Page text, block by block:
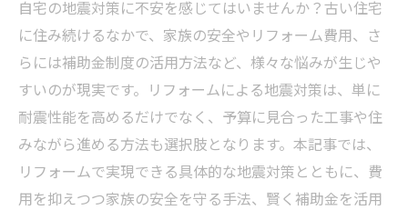
自宅の地震対策に不安を感じてはいませんか？古い住宅
に住み続けるなかで、家族の安全やリフォーム費用、さ
らには補助金制度の活用方法など、様々な悩みが生じや
すいのが現実です。リフォームによる地震対策は、単に
耐震性能を高めるだけでなく、予算に見合った工事や住
みながら進める方法も選択肢となります。本記事では、
リフォームで実現できる具体的な地震対策とともに、費
用を抑えつつ家族の安全を守る手法、賢く補助金を活用